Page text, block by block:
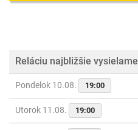
Reláciu najbližšie vysielame
Pondelok 10.08. 19:00
Utorok 11.08. 19:00